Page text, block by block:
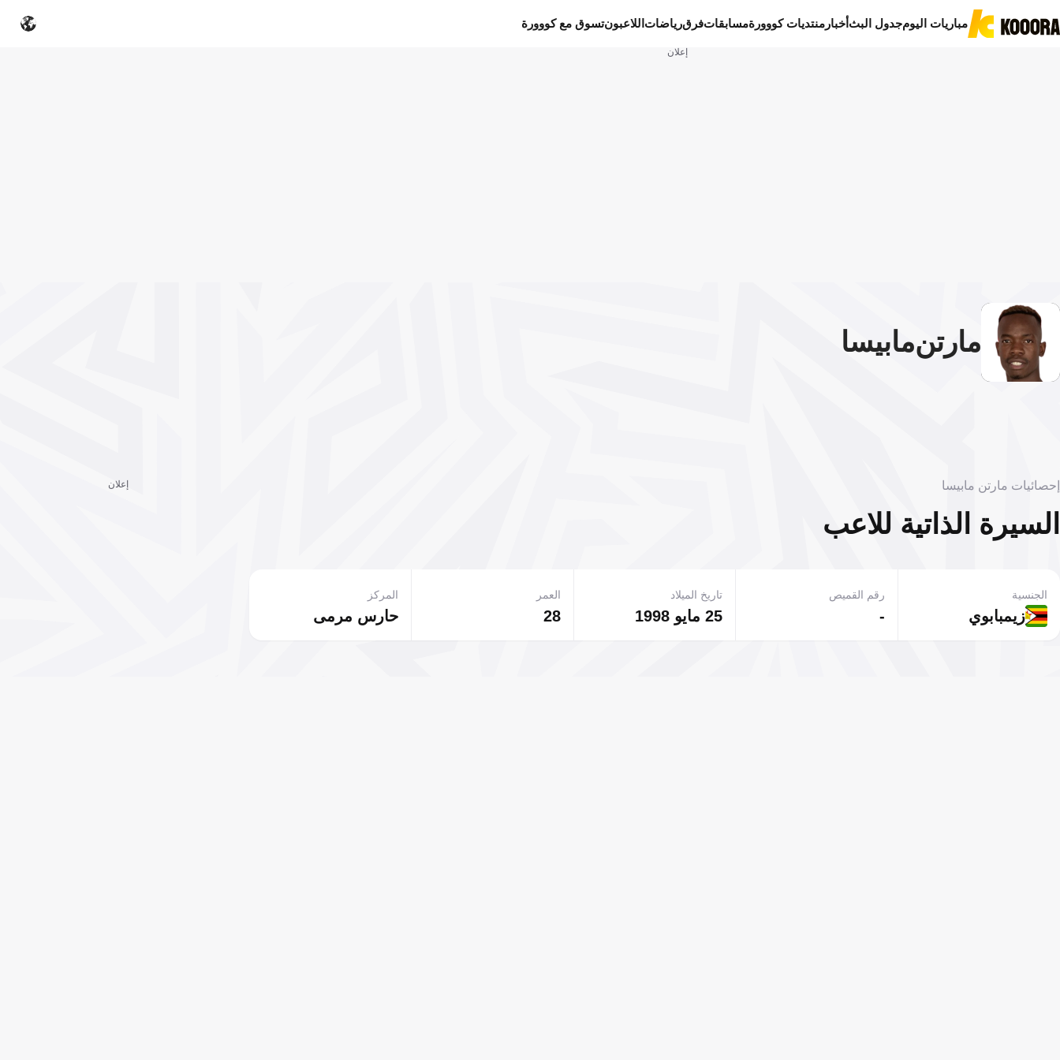
مباريات اليومجدول البثأخبار منتديات كووورةمسابقاتفرقرياضات اللاعبونتسوق مع كووورة
إعلان
مارتنمابيسا
إحصائيات مارتن مابيسا
السيرة الذاتية للاعب
زيمبابوي
الجنسية
-
رقم القميص
25 مايو 1998
تاريخ الميلاد
28
العمر
حارس مرمى
المركز
إعلان